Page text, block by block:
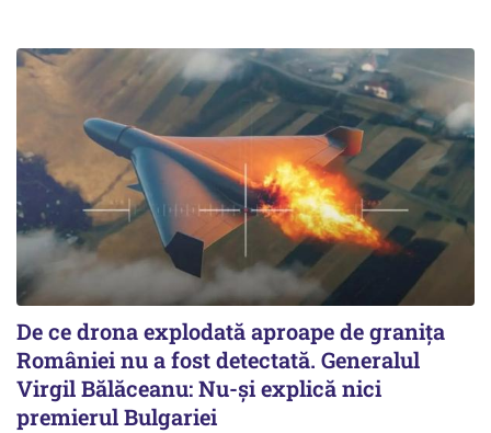
De ce drona explodată aproape de granița
României nu a fost detectată. Generalul
Virgil Bălăceanu: Nu-și explică nici
premierul Bulgariei